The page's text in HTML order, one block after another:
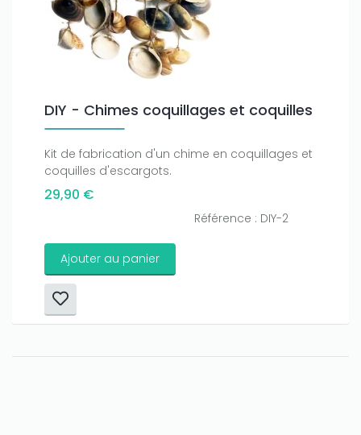
DIY - Chimes coquillages et coquilles
Kit de fabrication d'un chime en coquillages et
coquilles d'escargots.
29,90 €
Référence : DIY-2
Ajouter au panier